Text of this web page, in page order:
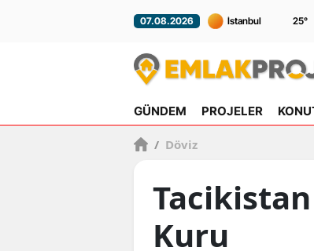
07.08.2026 25°
GÜNDEM PROJELER
/ Döviz
Kuru